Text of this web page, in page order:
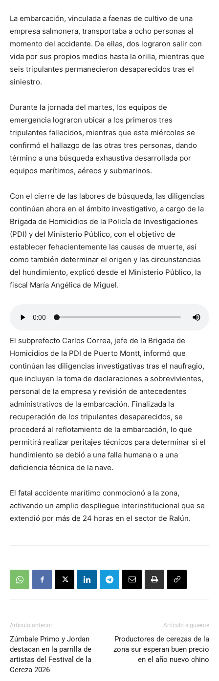
La embarcación, vinculada a faenas de cultivo de una
empresa salmonera, transportaba a ocho personas al
momento del accidente. De ellas, dos lograron salir con
vida por sus propios medios hasta la orilla, mientras que
seis tripulantes permanecieron desaparecidos tras el
siniestro.
Durante la jornada del martes, los equipos de
emergencia lograron ubicar a los primeros tres
tripulantes fallecidos, mientras que este miércoles se
confirmó el hallazgo de las otras tres personas, dando
término a una búsqueda exhaustiva desarrollada por
equipos marítimos, aéreos y submarinos.
Con el cierre de las labores de búsqueda, las diligencias
continúan ahora en el ámbito investigativo, a cargo de la
Brigada de Homicidios de la Policía de Investigaciones
(PDI) y del Ministerio Público, con el objetivo de
establecer fehacientemente las causas de muerte, así
como también determinar el origen y las circunstancias
del hundimiento, explicó desde el Ministerio Público, la
fiscal María Angélica de Miguel.
El subprefecto Carlos Correa, jefe de la Brigada de
Homicidios de la PDI de Puerto Montt, informó que
continúan las diligencias investigativas tras el naufragio,
que incluyen la toma de declaraciones a sobrevivientes,
personal de la empresa y revisión de antecedentes
administrativos de la embarcación. Finalizada la
recuperación de los tripulantes desaparecidos, se
procederá al reflotamiento de la embarcación, lo que
permitirá realizar peritajes técnicos para determinar si el
hundimiento se debió a una falla humana o a una
deficiencia técnica de la nave.
El fatal accidente marítimo conmocionó a la zona,
activando un amplio despliegue interinstitucional que se
extendió por más de 24 horas en el sector de Ralún.
Artículo anterior
Zúmbale Primo y Jordan
destacan en la parrilla de
artistas del Festival de la
Cereza 2026
Artículo siguiente
Productores de cerezas de la
zona sur esperan buen precio
en el año nuevo chino